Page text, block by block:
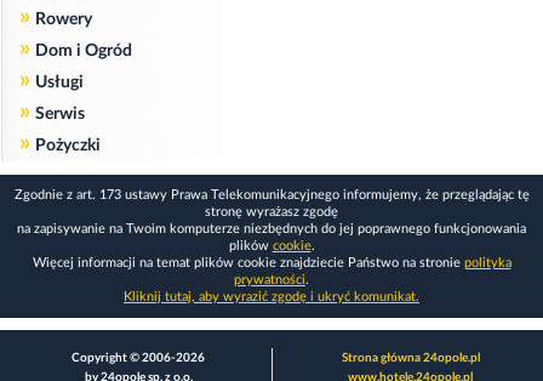
» Rowery
» Dom i Ogród
» Usługi
» Serwis
» Pożyczki
Zgodnie z art. 173 ustawy Prawa Telekomunikacyjnego informujemy, że przeglądając tę
stronę wyrażasz zgodę
na zapisywanie na Twoim komputerze niezbędnych do jej poprawnego funkcjonowania
plików cookie.
Więcej informacji na temat plików cookie znajdziecie Państwo na stronie polityka
prywatności.
Kliknij tutaj, aby wyrazić zgodę i ukryć komunikat.
Copyright © 2006-2026
by 24opole sp. z o.o.
Strona główna 24opole.pl
www.hotele.24opole.pl